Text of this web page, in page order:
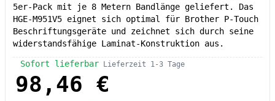
5er-Pack mit je 8 Metern Bandlänge geliefert. Das
HGE-M951V5 eignet sich optimal für Brother P-Touch
Beschriftungsgeräte und zeichnet sich durch seine
widerstandsfähige Laminat-Konstruktion aus.
Sofort lieferbar Lieferzeit 1-3 Tage
98,46 €